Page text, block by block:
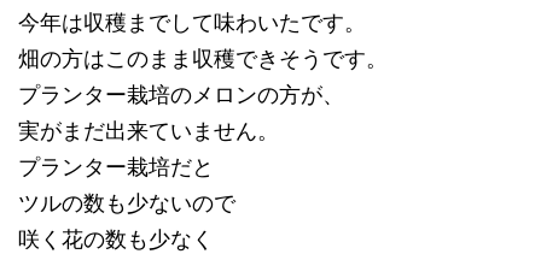
今年は収穫までして味わいたです。
畑の方はこのまま収穫できそうです。
プランター栽培のメロンの方が、
実がまだ出来ていません。
プランター栽培だと
ツルの数も少ないので
咲く花の数も少なく